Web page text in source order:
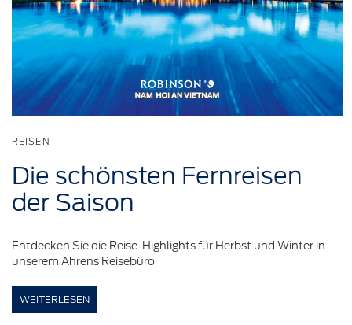
REISEN
Die schönsten Fernreisen
der Saison
Entdecken Sie die Reise-Highlights für Herbst und Winter in
unserem Ahrens Reisebüro
WEITERLESEN